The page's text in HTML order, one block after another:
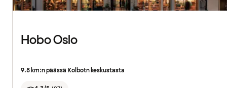
Hobo Oslo
9.8 km:n päässä Kolbotn keskustasta